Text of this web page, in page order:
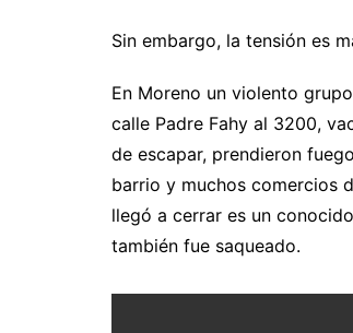
Sin embargo, la tensión es
En Moreno un violento
calle Padre Fahy al 3200,
de escapar, prendieron
barrio y muchos comercios
llegó a cerrar es un
también fue saqueado.